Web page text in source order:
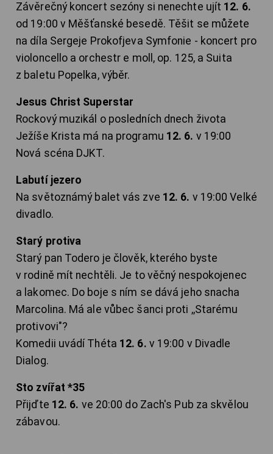
Závěrečný koncert sezóny si nenechte ujít 12. 6.
od 19:00 v Měšťanské besedě. Těšit se můžete
na díla Sergeje Prokofjeva Symfonie - koncert pro
violoncello a orchestr e moll, op. 125, a Suita
z baletu Popelka, výběr.
Jesus Christ Superstar
Rockový muzikál o posledních dnech života
Ježíše Krista má na programu 12. 6. v 19:00
Nová scéna DJKT.
Labutí jezero
Na světoznámý balet vás zve 12. 6. v 19:00 Velké
divadlo.
Starý protiva
Starý pan Todero je člověk, kterého byste
v rodině mít nechtěli. Je to věčný nespokojenec
a lakomec. Do boje s ním se dává jeho snacha
Marcolina. Má ale vůbec šanci proti ,,Starému
protivovi"?
Komedii uvádí Théta 12. 6. v 19:00 v Divadle
Dialog.
Sto zvířat *35
Přijďte 12. 6. ve 20:00 do Zach's Pub za skvělou
zábavou.